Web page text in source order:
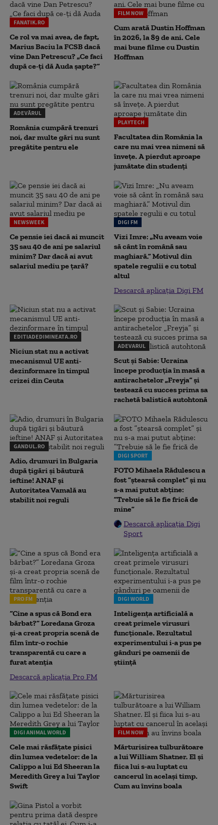
FANATIK.RO
Ce rol va mai avea, de fapt,
Marius Baciu la FCSB dacă
vine Dan Petrescu? „Ce faci
după ce-ți dă Auda șapte?”
FILM NOW
Cum arată Dustin Hoffman
în 2026, la 89 de ani. Cele
mai bune filme cu Dustin
Hoffman
ADEVĂRUL
România cumpără trenuri
noi, dar multe gări nu sunt
pregătite pentru ele
PLAYTECH
Facultatea din România la
care nu mai vrea nimeni să
înveţe. A pierdut aproape
jumătate din studenţi
NEWSWEEK
Ce pensie iei dacă ai muncit
35 sau 40 de ani pe salariul
minim? Dar dacă ai avut
salariul mediu pe țară?
DIGI FM
Vizi Imre: „Nu aveam voie
să cânt în română sau
maghiară.” Motivul din
spatele regulii e cu totul
altul
Descarcă aplicația Digi FM
EDITIADEDIMINEATA.RO
Niciun stat nu a activat
mecanismul UE anti-
dezinformare în timpul
crizei din Ceuta
ADEVARUL
Scut și Sabie: Ucraina
începe producția în masă a
antirachetelor „Freyja” și
testează cu succes prima sa
rachetă balistică autohtonă
GANDUL.RO
Adio, drumuri în Bulgaria
după țigări și băutură
ieftine! ANAF și
Autoritatea Vamală au
stabilit noi reguli
DIGI SPORT
FOTO Mihaela Rădulescu a
fost ”ștearsă complet” și nu
s-a mai putut abține:
”Trebuie să le fie frică de
mine”
Descarcă aplicația Digi
Sport
PRO FM
“Cine a spus că Bond era
bărbat?” Loredana Groza
și-a creat propria scenă de
film într-o rochie
transparentă cu care a
furat atenția
Descarcă aplicația Pro FM
DIGI WORLD
Inteligența artificială a
creat primele virusuri
funcționale. Rezultatul
experimentului i-a pus pe
gânduri pe oamenii de
știință
DIGI ANIMAL WORLD
Cele mai răsfățate pisici
din lumea vedetelor: de la
Calippo a lui Ed Sheeran la
Meredith Grey a lui Taylor
Swift
FILM NOW
Mărturisirea tulburătoare
a lui William Shatner. El și
fiica lui s-au luptat cu
cancerul în același timp.
Cum au învins boala